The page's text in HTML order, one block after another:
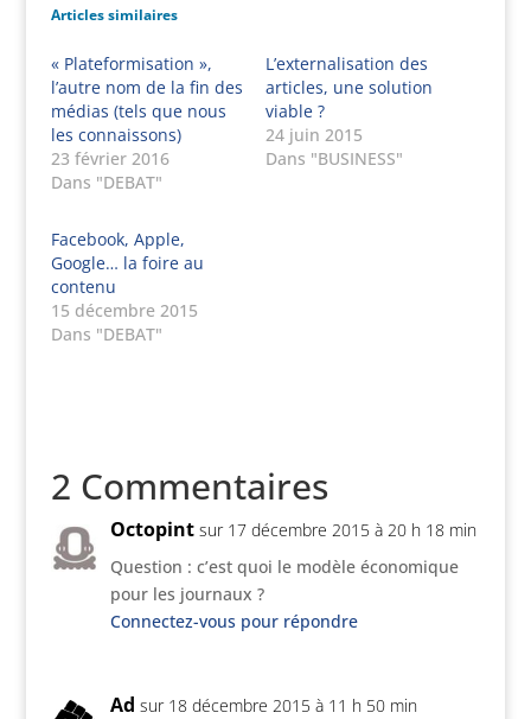
Articles similaires
« Plateformisation »,
l’autre nom de la fin des
médias (tels que nous
les connaissons)
23 février 2016
Dans "DEBAT"
L’externalisation des
articles, une solution
viable ?
24 juin 2015
Dans "BUSINESS"
Facebook, Apple,
Google… la foire au
contenu
15 décembre 2015
Dans "DEBAT"
2 Commentaires
Octopint sur 17 décembre 2015 à 20 h 18 min
Question : c’est quoi le modèle économique
pour les journaux ?
Connectez-vous pour répondre
Ad sur 18 décembre 2015 à 11 h 50 min